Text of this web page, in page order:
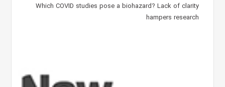
Which COVID studies pose a biohazard? Lack of clarity
hampers research